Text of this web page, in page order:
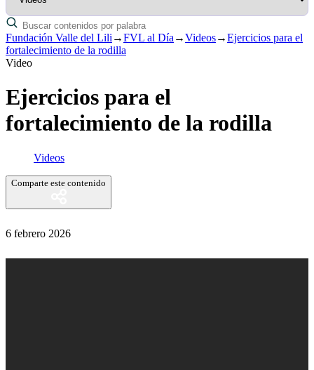
Fundación Valle del Lili →FVL al Día →Videos→Ejercicios para el
fortalecimiento de la rodilla
Video
Ejercicios para el
fortalecimiento de la rodilla
Videos
Comparte este contenido
6 febrero 2026